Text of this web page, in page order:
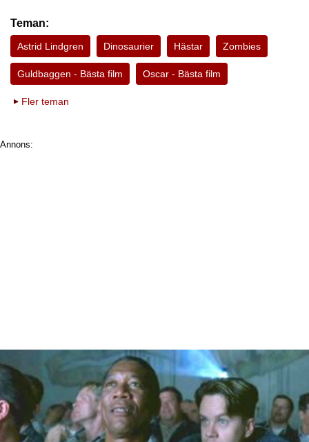
Teman:
Astrid Lindgren Dinosaurier Hästar Zombies
Guldbaggen - Bästa film Oscar - Bästa film
Fler teman
Annons: